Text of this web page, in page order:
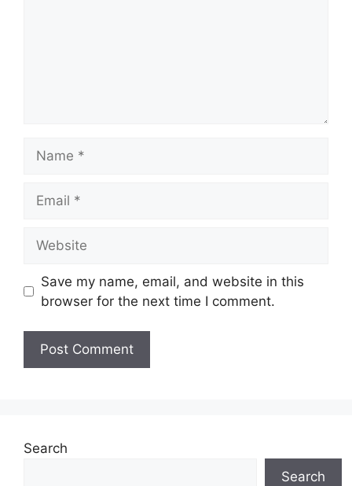
Save my name, email, and website in this
browser for the next time I comment.
Search
Search